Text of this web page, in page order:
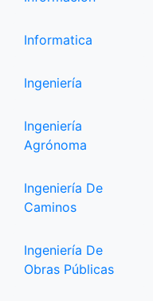
Informatica
Ingeniería
Ingeniería
Agrónoma
Ingeniería De
Caminos
Ingeniería De
Obras Públicas